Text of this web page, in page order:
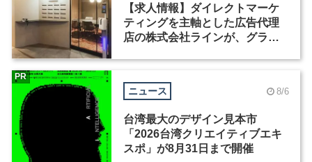
【求人情報】ダイレクトマーケ
ティングを主軸とした広告代理
店の株式会社ラインが、グラフ
ニュース 8/6
台湾最大のデザイン見本市
「2026台湾クリエイティブエキ
スポ」が8月31日まで開催
PR